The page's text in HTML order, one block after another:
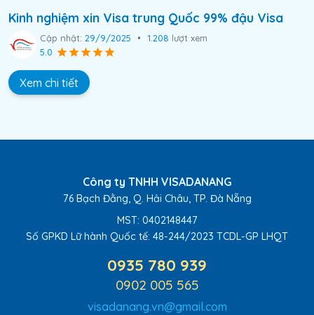
Kinh nghiệm xin Visa trung Quốc 99% đậu Visa
Cập nhật: 29/9/2025 • 1.208 lượt xem
5.0
Xem chi tiết
Công ty TNHH VISADANANG
76 Bạch Đằng, Q. Hải Châu, TP. Đà Nẵng
MST: 0402148447
Số GPKD Lữ hành Quốc tế: 48-244/2023 TCDL-GP LHQT
0935 780 939
0902 005 565
visadanang.vn@gmail.com